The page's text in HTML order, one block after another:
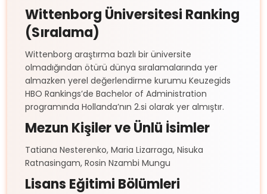
Wittenborg Üniversitesi Ranking
(Sıralama)
Wittenborg araştırma bazlı bir üniversite
olmadığından ötürü dünya sıralamalarında yer
almazken yerel değerlendirme kurumu Keuzegids
HBO Rankings’de Bachelor of Administration
programında Hollanda’nın 2.si olarak yer almıştır.
Mezun Kişiler ve Ünlü İsimler
Tatiana Nesterenko, Maria Lizarraga, Nisuka
Ratnasingam, Rosin Nzambi Mungu
Lisans Eğitimi Bölümleri